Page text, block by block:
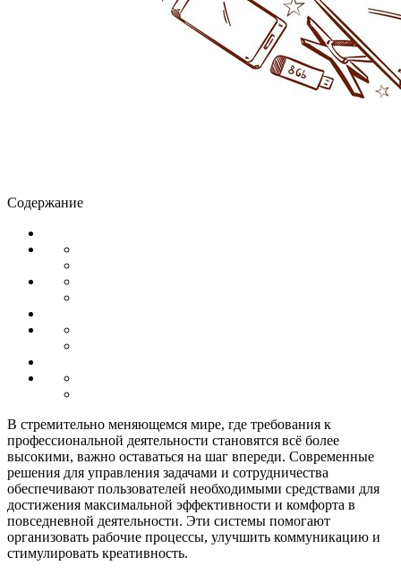
Содержание
В стремительно меняющемся мире, где требования к
профессиональной деятельности становятся всё более
высокими, важно оставаться на шаг впереди. Современные
решения для управления задачами и сотрудничества
обеспечивают пользователей необходимыми средствами для
достижения максимальной эффективности и комфорта в
повседневной деятельности. Эти системы помогают
организовать рабочие процессы, улучшить коммуникацию и
стимулировать креативность.